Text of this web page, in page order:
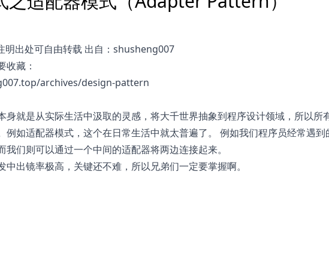
明出处可自由转载 出自：shusheng007
收藏：
archives/design-pattern
身就是从实际生活中汲取的灵感，将大千世界抽象到程序设计领域，所以所
例如适配器模式，这个在日常生活中就太普遍了。 例如我们程序员经常遇
们则可以通过一个中间的适配器将两边连接起来。
出镜率极高，关键还不难，所以兄弟们一定要掌握啊。